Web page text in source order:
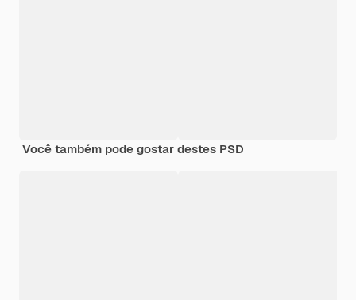
Você também pode gostar destes PSD